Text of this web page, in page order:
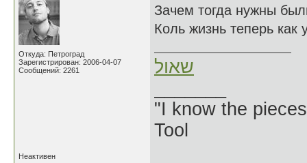
Откуда: Петроград
Зарегистрирован: 2006-04-07
Сообщений: 2261
Зачем тогда нужны
Коль жизнь теперь
שאול
"I know the
Tool
Неактивен